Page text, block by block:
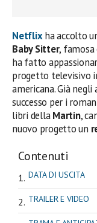
Netflixha accolto
Baby Sitter,
ha fatto
progetto televisivo
americana. Già
successo per i
libri dellaMartin,
nuovo progetto un
Contenuti
DATA DI USCITA
TRAILER E VIDEO